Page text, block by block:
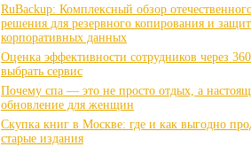
RuBackup: Комплексный обзор
решения для резервного копирования и
корпоративных данных
Оценка эффективности сотрудников через
выбрать сервис
Почему спа — это не просто отдых, а
обновление для женщин
Скупка книг в Москве: где и как выгодно
старые издания